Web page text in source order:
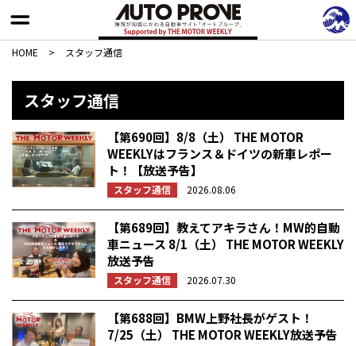
HOME > スタッフ通信
スタッフ通信
【第690回】8/8（土） THE MOTOR
WEEKLYはフランス＆ドイツの新車レポー
ト！【放送予告】
スタッフ通信 2026.08.06
【第689回】教えてアキラさん！MW的自動
車ニュース 8/1（土） THE MOTOR WEEKLY
放送予告
スタッフ通信 2026.07.30
【第688回】BMW上野社長がゲスト！
7/25（土） THE MOTOR WEEKLY放送予告